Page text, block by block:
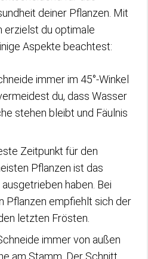
deiner Pflanzen. Mit
erzielst du optimale
Aspekte beachtest:
immer im 45°-Winkel
du, dass Wasser
stehen bleibt und Fäulnis
Zeitpunkt für den
Pflanzen ist das
haben. Bei
Pflanzen empfiehlt sich der
letzten Frösten.
immer von außen
am Stamm. Der Schnitt